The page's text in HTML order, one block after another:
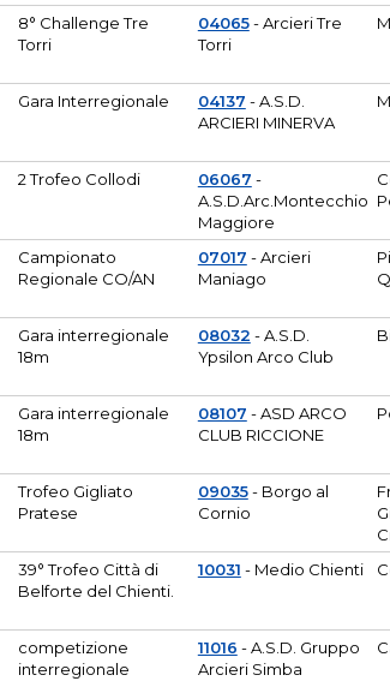
8° Challenge Tre
Torri
04065- Arcieri Tre
Torri
Gara Interregionale 04137 - A.S.D.
ARCIERI MINERVA
2 Trofeo Collodi 06067 -
A.S.D.Arc.Montecchio
Maggiore
Campionato
Regionale CO/AN
07017 - Arcieri
Maniago
Gara interregionale
18m
08032 - A.S.D.
Ypsilon Arco Club
Gara interregionale
18m
08107 - ASD ARCO
CLUB RICCIONE
Trofeo Gigliato
Pratese
09035- Borgo al
Cornio
39° Trofeo Città di
Belforte del Chienti.
10031 - Medio Chienti
competizione
interregionale
11016 - A.S.D. Gruppo
Arcieri Simba